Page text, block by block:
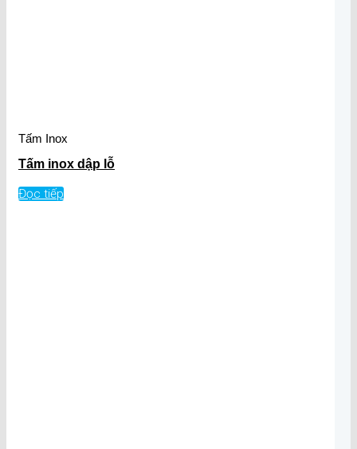
Tấm Inox
Tấm inox dập lỗ
Đọc tiếp